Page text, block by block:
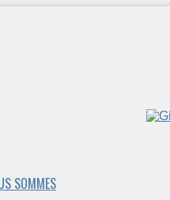
SOMMES